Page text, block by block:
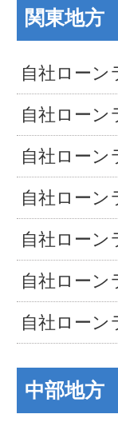
関東地方
自社ローン
自社ローン
自社ローン
自社ローン
自社ローン
自社ローン
自社ローン
中部地方